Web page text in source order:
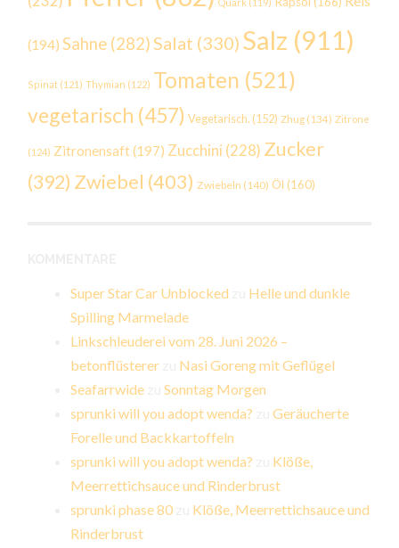
(194) Sahne (282)Salat (330) Salz (911)
Spinat (121) Thymian (122) Tomaten (521)
vegetarisch (457) Vegetarisch. (152) Zhug (134) Zitrone
(124) Zitronensaft(197) Zucchini (228) Zucker
(392) Zwiebel (403) Zwiebeln (140) Öl (160)
Super Star Car Unblocked
Helle und dunkle
Spilling Marmelade
Linkschleuderei vom 28. Juni 2026 –
betonflüsterer
Nasi Goreng mit Geflügel
Seafarrwide zuSonntag Morgen
sprunki will you adopt wenda? zuGeräucherte
Forelle und Backkartoffeln
sprunki will you adopt wenda?
Klöße,
Meerrettichsauce und Rinderbrust
sprunki phase 80
Klöße, Meerrettichsauce und
Rinderbrust